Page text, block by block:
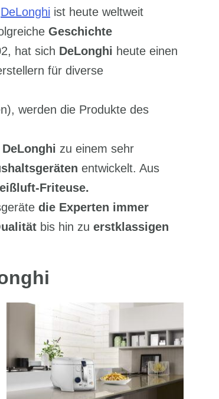
DeLonghi ist heute weltweit
Geschichte
hat sich DeLonghi heute einen
für diverse
werden die Produkte des
DeLonghi zu einem sehr
entwickelt. Aus
Friteuse.
die Experten immer
bis hin zu erstklassigen